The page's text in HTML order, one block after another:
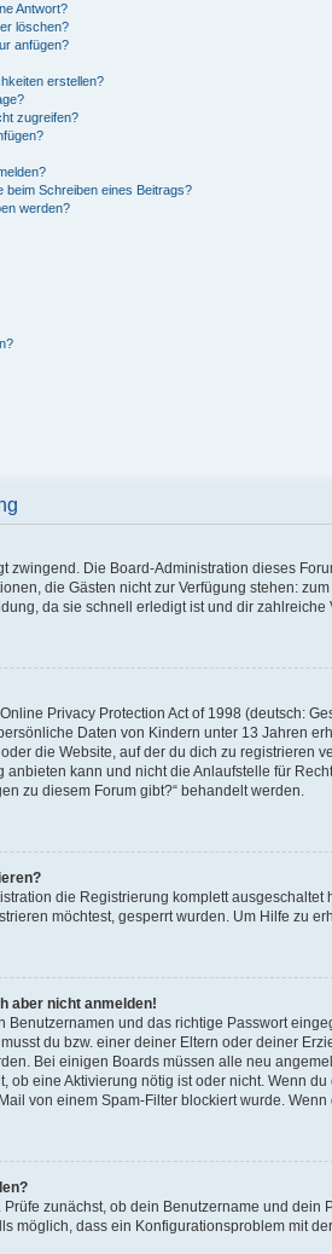
Antwort?
löschen?
anfügen?
erstellen?
zugreifen?
beim Schreiben eines Beitrags?
werden?
zwingend. Die Board-Administration dieses
die Gästen nicht zur Verfügung stehen:
da sie schnell erledigt ist und dir zahlreiche
Privacy Protection Act of 1998 (deutsch:
Daten von Kindern unter 13 Jahren
die Website, auf der du dich zu registrieren
kann und nicht die Anlaufstelle für
zu diesem Forum gibt?“ behandelt werden.
die Registrierung komplett
möchtest, gesperrt wurden. Um Hilfe zu
aber nicht anmelden!
Benutzernamen und das richtige Passwort
du bzw. einer deiner Eltern oder deiner
Bei einigen Boards müssen alle neu
ob eine Aktivierung nötig ist oder nicht. Wenn
von einem Spam-Filter blockiert wurde.
zunächst, ob dein Benutzername und
möglich, dass ein Konfigurationsproblem mit